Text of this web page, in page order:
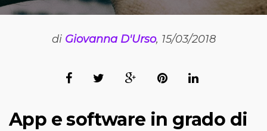
di Giovanna D'Urso, 15/03/2018
App e software in grado di